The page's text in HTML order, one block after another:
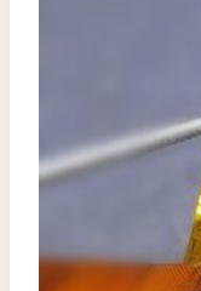
Ces cookies nous
d'améliorer nos
Marketing
Ces cookies servent à
adaptées à vos